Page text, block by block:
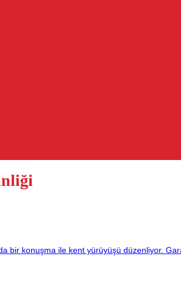
bir konuşma ile kent yürüyüşü düzenliyor.